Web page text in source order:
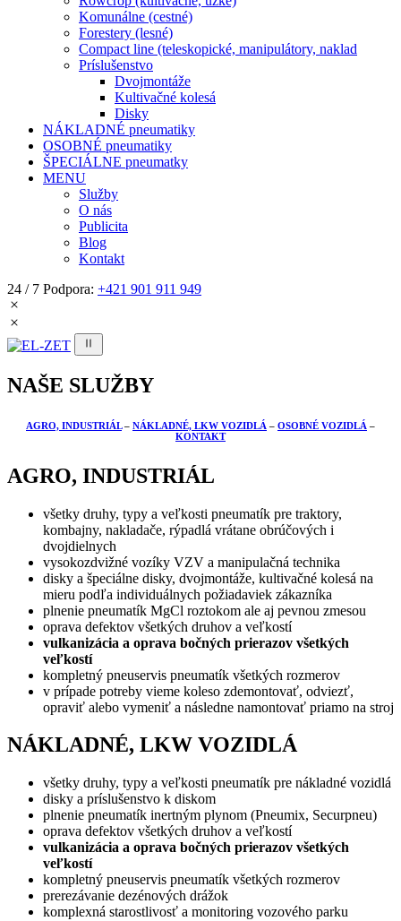
Komunálne (cestné)
Forestery (lesné)
Compact line (teleskopické, manipulátory, naklad
Príslušenstvo
Dvojmontáže
Kultivačné kolesá
Disky
NÁKLADNÉ pneumatiky
OSOBNÉ pneumatiky
ŠPECIÁLNE pneumatky
MENU
Služby
O nás
Publicita
Blog
Kontakt
24 / 7 Podpora: +421 901 911 949
NAŠE SLUŽBY
AGRO, INDUSTRIÁL– NÁKLADNÉ, LKW VOZIDLÁ – OSOBNÉ VOZIDLÁ –
KONTAKT
AGRO, INDUSTRIÁL
všetky druhy, typy a veľkosti pneumatík pre traktory,
kombajny, nakladače, rýpadlá vrátane obrúčových i
dvojdielnych
vysokozdvižné vozíky VZV a manipulačná technika
disky a špeciálne disky, dvojmontáže, kultivačné kolesá na
mieru podľa individuálnych požiadaviek zákazníka
plnenie pneumatík MgCl roztokom ale aj pevnou zmesou
oprava defektov všetkých druhov a veľkostí
vulkanizácia a oprava bočných prierazov všetkých
veľkostí
kompletný pneuservis pneumatík všetkých rozmerov
v prípade potreby vieme koleso zdemontovať, odviezť,
opraviť alebo vymeniť a následne namontovať priamo na stroj
NÁKLADNÉ, LKW VOZIDLÁ
všetky druhy, typy a veľkosti pneumatík pre nákladné vozidlá
disky a príslušenstvo k diskom
plnenie pneumatík inertným plynom (Pneumix, Securpneu)
oprava defektov všetkých druhov a veľkostí
vulkanizácia a oprava bočných prierazov všetkých
veľkostí
kompletný pneuservis pneumatík všetkých rozmerov
prerezávanie dezénových drážok
komplexná starostlivosť a monitoring vozového parku